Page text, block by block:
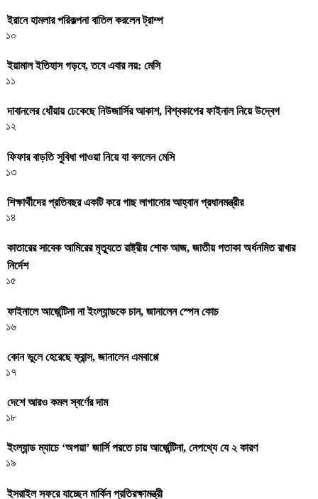
ইরানে হামলার পরিকল্পনা বাতিল করলেন ট্রাম্প
১০
ইয়ামাল ইতিহাস গড়বে, তবে এবার নয়: মেসি
১১
দাবানলের ধোঁয়ায় ঢেকেছে নিউজার্সির আকাশ, বিশ্বকাপের ফাইনাল নিয়ে উদ্বেগ
১২
ফিফার বাড়তি সুবিধা পাওয়া নিয়ে যা বললেন মেসি
১৩
শিক্ষার্থীদের প্রতিবছর একটি করে গাছ লাগানোর আহ্বান প্রধানমন্ত্রীর
১৪
কাতারের সাবেক আমিরের মৃত্যুতে রাষ্ট্রীয় শোক আজ, জাতীয় পতাকা অর্ধনমিত রাখার
নির্দেশ
১৫
ফাইনালে আর্জেন্টিনা না ইংল্যান্ডকে চান, জানালেন স্পেন কোচ
১৬
কোন ভুলে হেরেছে ফ্রান্স, জানালেন এমবাপ্পে
১৭
দেশে আরও কমল স্বর্ণের দাম
১৮
ইংল্যান্ড ম্যাচে ‘অপয়া’ জার্সি পরতে চায় আর্জেন্টিনা, নেপথ্যে যে ২ কারণ
১৯
ইসরাইল সফরে যাচ্ছেন মার্কিন প্রতিরক্ষামন্ত্রী